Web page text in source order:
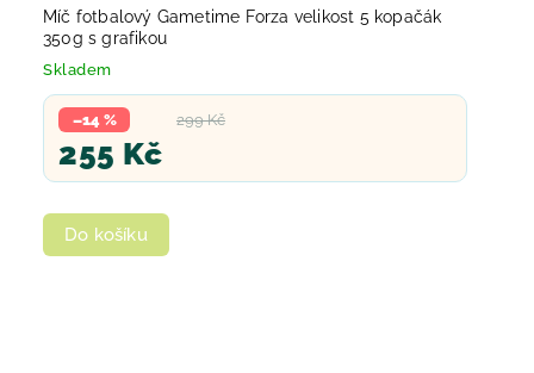
Míč fotbalový Gametime Forza velikost 5 kopačák
350g s grafikou
Skladem
299 Kč
–14 %
255 Kč
Do košíku